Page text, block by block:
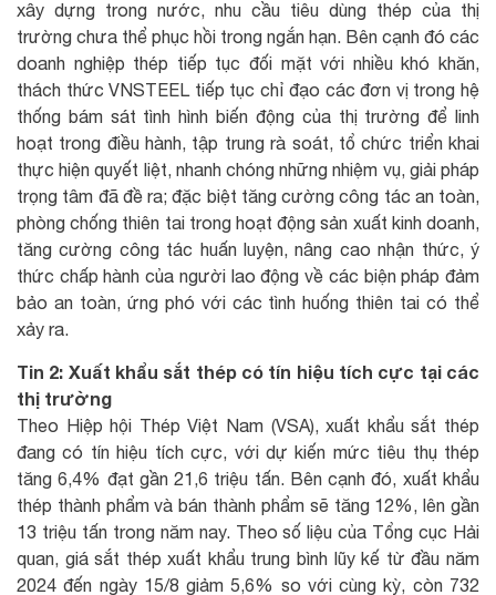
xây dựng trong nước, nhu cầu tiêu dùng thép của thị
trường chưa thể phục hồi trong ngắn hạn. Bên cạnh đó các
doanh nghiệp thép tiếp tục đối mặt với nhiều khó khăn,
thách thức VNSTEEL tiếp tục chỉ đạo các đơn vị trong hệ
thống bám sát tình hình biến động của thị trường để linh
hoạt trong điều hành, tập trung rà soát, tổ chức triển khai
thực hiện quyết liệt, nhanh chóng những nhiệm vụ, giải pháp
trọng tâm đã đề ra; đặc biệt tăng cường công tác an toàn,
phòng chống thiên tai trong hoạt động sản xuất kinh doanh,
tăng cường công tác huấn luyện, nâng cao nhận thức, ý
thức chấp hành của người lao động về các biện pháp đảm
bảo an toàn, ứng phó với các tình huống thiên tai có thể
xảy ra.
Tin 2: Xuất khẩu sắt thép có tín hiệu tích cực tại các
thị trường
Theo Hiệp hội Thép Việt Nam (VSA), xuất khẩu sắt thép
đang có tín hiệu tích cực, với dự kiến mức tiêu thụ thép
tăng 6,4% đạt gần 21,6 triệu tấn. Bên cạnh đó, xuất khẩu
thép thành phẩm và bán thành phẩm sẽ tăng 12%, lên gần
13 triệu tấn trong năm nay. Theo số liệu của Tổng cục Hải
quan, giá sắt thép xuất khẩu trung bình lũy kế từ đầu năm
2024 đến ngày 15/8 giảm 5,6% so với cùng kỳ, còn 732